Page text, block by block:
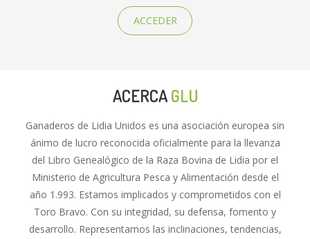
ACCEDER
ACERCA GLU
Ganaderos de Lidia Unidos es una asociación europea sin
ánimo de lucro reconocida oficialmente para la llevanza
del Libro Genealógico de la Raza Bovina de Lidia por el
Ministerio de Agricultura Pesca y Alimentación desde el
año 1.993. Estamos implicados y comprometidos con el
Toro Bravo. Con su integridad, su defensa, fomento y
desarrollo. Representamos las inclinaciones, tendencias,